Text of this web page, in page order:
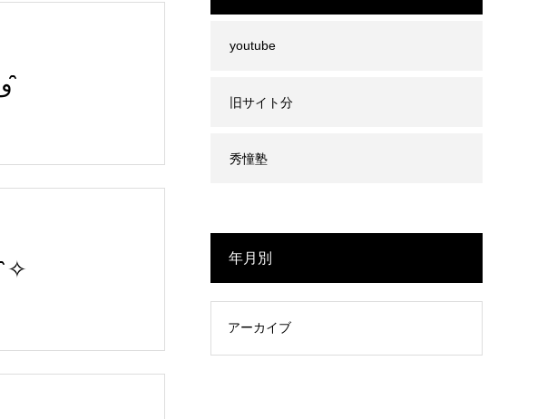
よく頑張ったね (*•̀ᴗ•́*)و ̑̑
よく頑張ったね (｡•̀ᴗ-)و ̑̑✧
youtube
旧サイト分
秀憧塾
年月別